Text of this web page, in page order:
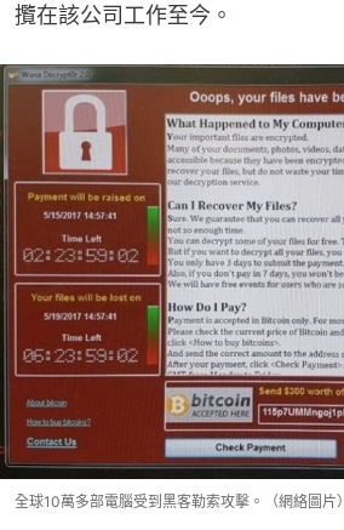
攬在該公司工作至今。
全球10萬多部電腦受到黑客勒索攻擊。（網絡圖片）